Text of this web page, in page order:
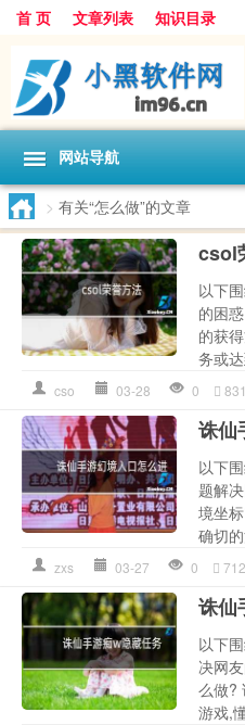
首 页 文章列表 知识目录
网站导航
> 有关“怎么做”的文章
csol
以下
的困
的获
务或
cso 03-28 0 831
诛仙
以下
题解
境坐
确切
zxs 03-27 0 712
诛仙
以下
决网
么做?
游戏,